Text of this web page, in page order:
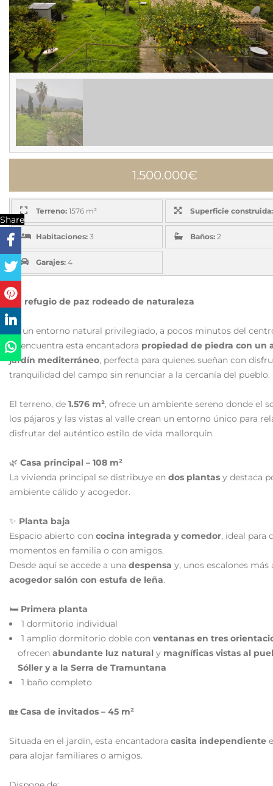
1.500.000€
Terreno: 1576 m² Superficie construida:
Habitaciones: 3 Baños:2
Garajes: 4
Un refugio de paz rodeado de naturaleza
En un entorno natural privilegiado, a pocos minutos del
se encuentra esta encantadora propiedad de piedra con un
jardín mediterráneo, perfecta para quienes sueñan con
tranquilidad del campo sin renunciar a la cercanía del pueblo.
El terreno, de 1.576 m², ofrece un ambiente sereno donde el
los pájaros y las vistas al valle crean un entorno único para
disfrutar del auténtico estilo de vida mallorquín.
🌿 Casa principal – 108 m²
La vivienda principal se distribuye en dos plantas y destaca
ambiente cálido y acogedor.
✨ Planta baja
Espacio abierto con cocina integrada y comedor, ideal para
momentos en familia o con amigos.
Desde aquí se accede a una despensa y, unos escalones más
acogedor salón con estufa de leña.
🛏 Primera planta
1 dormitorio individual
1 amplio dormitorio doble con ventanas en tres
ofrecen abundante luz natural y magníficas vistas al
Sóller y a la Serra de Tramuntana
1 baño completo
🏡 Casa de invitados – 45 m²
Situada en el jardín, esta encantadora casita independiente
para alojar familiares o amigos.
Share